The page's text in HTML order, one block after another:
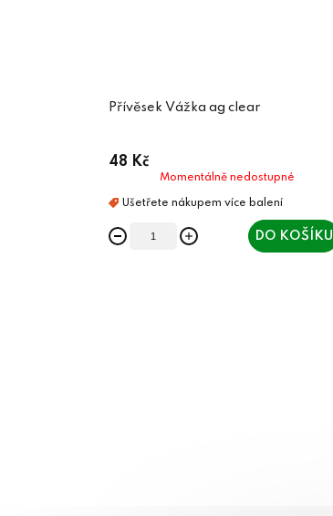
Přívěsek Vážka ag clear
48 Kč
Momentálně nedostupné
DO KOŠÍKU